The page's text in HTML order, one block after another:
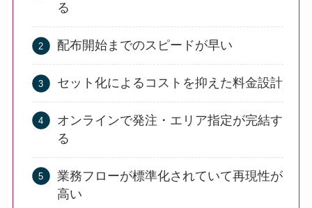
る
配布開始までのスピードが早い
セット化によるコストを抑えた料金設計
オンラインで発注・エリア指定が完結す
る
業務フローが標準化されていて再現性が
高い